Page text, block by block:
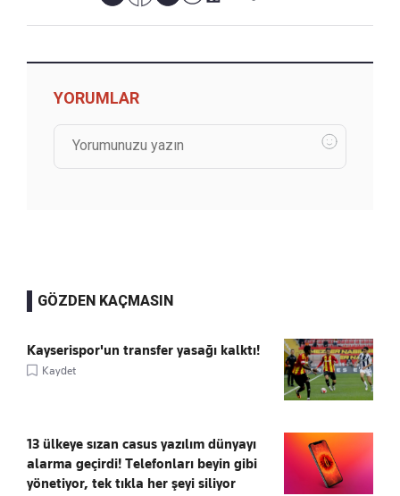
YORUMLAR
GÖZDEN KAÇMASIN
Kayserispor'un transfer yasağı kalktı!
Kaydet
13 ülkeye sızan casus yazılım dünyayı
alarma geçirdi! Telefonları beyin gibi
yönetiyor, tek tıkla her şeyi siliyor